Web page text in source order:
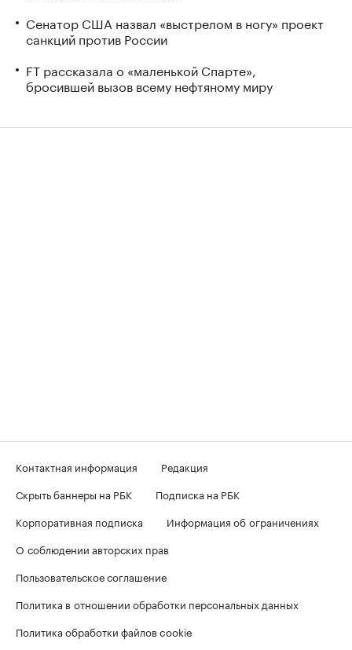
Сенатор США назвал «выстрелом в ногу» проект
санкций против России
FT рассказала о «маленькой Спарте»,
бросившей вызов всему нефтяному миру
Контактная информация
Редакция
Скрыть баннеры на РБК
Подписка на РБК
Корпоративная подписка
Информация об ограничениях
О соблюдении авторских прав
Пользовательское соглашение
Политика в отношении обработки персональных данных
Политика обработки файлов cookie